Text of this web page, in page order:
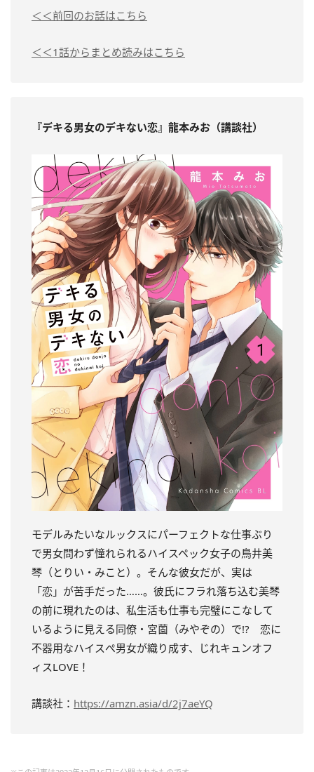
＜＜前回のお話はこちら
＜＜1話からまとめ読みはこちら
『デキる男女のデキない恋』龍本みお（講談社）
モデルみたいなルックスにパーフェクトな仕事ぶり
で男女問わず憧れられるハイスペック女子の鳥井美
琴（とりい・みこと）。そんな彼女だが、実は
「恋」が苦手だった……。彼氏にフラれ落ち込む美琴
の前に現れたのは、私生活も仕事も完璧にこなして
いるように見える同僚・宮薗（みやぞの）で!? 恋に
不器用なハイスぺ男女が織り成す、じれキュンオフ
ィスLOVE！
講談社： https://amzn.asia/d/2j7aeYQ